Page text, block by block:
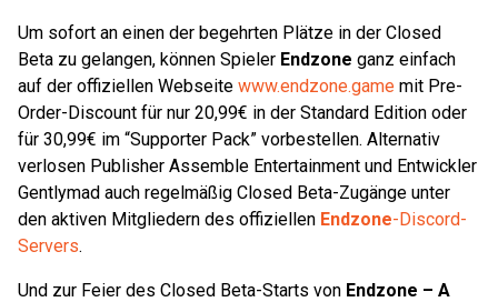
Um sofort an einen der begehrten Plätze in der Closed
Beta zu gelangen, können Spieler Endzone ganz einfach
auf der offiziellen Webseite www.endzone.game mit Pre-
Order-Discount für nur 20,99€ in der Standard Edition oder
für 30,99€ im “Supporter Pack” vorbestellen. Alternativ
verlosen Publisher Assemble Entertainment und Entwickler
Gentlymad auch regelmäßig Closed Beta-Zugänge unter
den aktiven Mitgliedern des offiziellen Endzone-Discord-
Servers.
Und zur Feier des Closed Beta-Starts von Endzone – A